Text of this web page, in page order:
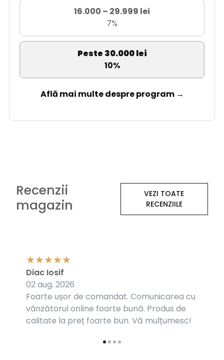
16.000 – 29.999 lei
7%
Peste 30.000 lei
10%
Află mai multe despre program →
Recenzii
magazin
VEZI TOATE
RECENZIILE
Foarte ușor de comandat. Comunicarea cu
vânzătorul online foarte bună. Produs de
calitate la preț foarte bun. Vă mulțumesc!
Diac Iosif
02 aug. 2026